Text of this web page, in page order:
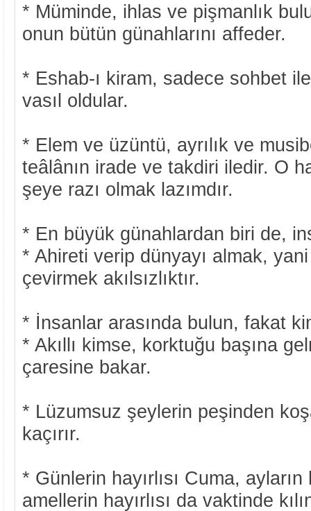
* Müminde, ihlas ve pişmanlık
onun bütün günahlarını affeder.
* Eshab-ı kiram, sadece sohbet
vasıl oldular.
* Elem ve üzüntü, ayrılık ve
teâlânın irade ve takdiri iledir. O
şeye razı olmak lazımdır.
* En büyük günahlardan biri de,
* Ahireti verip dünyayı almak,
çevirmek akılsızlıktır.
* İnsanlar arasında bulun, fakat
* Akıllı kimse, korktuğu başına
çaresine bakar.
* Lüzumsuz şeylerin peşinden
kaçırır.
* Günlerin hayırlısı Cuma, ayların
amellerin hayırlısı da vaktinde